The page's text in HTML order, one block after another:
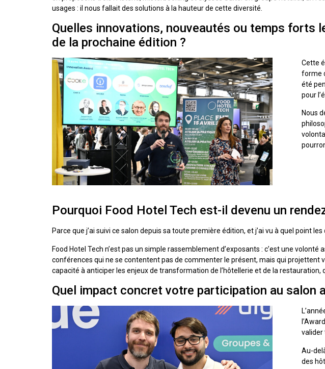
usages : il nous fallait des solutions à la hauteur de cette diversité.
Quelles innovations, nouveautés ou temps
de la prochaine édition ?
Cette
forme
été
pour
Nous
Pourquoi Food Hotel Tech est-il devenu un
Parce que j’ai suivi ce salon depuis sa toute première édition, et j’ai vu à quel point
Food Hotel Tech n’est pas un simple rassemblement d’exposants : c’est une
conférences qui ne se contentent pas de commenter le présent, mais qui projettent
capacité à anticiper les enjeux de transformation de l’hôtellerie et de la
Quel impact concret votre participation au salon
valider
Au-
des